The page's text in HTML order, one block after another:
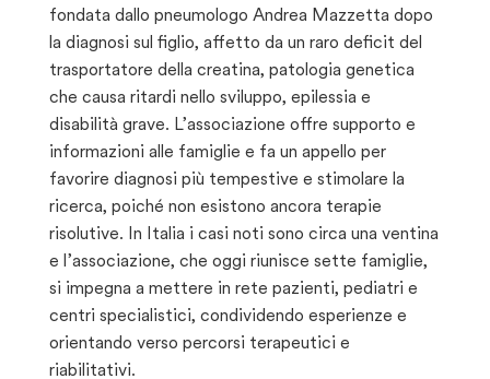
fondata dallo pneumologo Andrea Mazzetta dopo
la diagnosi sul figlio, affetto da un raro deficit del
trasportatore della creatina, patologia genetica
che causa ritardi nello sviluppo, epilessia e
disabilità grave. L’associazione offre supporto e
informazioni alle famiglie e fa un appello per
favorire diagnosi più tempestive e stimolare la
ricerca, poiché non esistono ancora terapie
risolutive. In Italia i casi noti sono circa una ventina
e l’associazione, che oggi riunisce sette famiglie,
si impegna a mettere in rete pazienti, pediatri e
centri specialistici, condividendo esperienze e
orientando verso percorsi terapeutici e
riabilitativi.